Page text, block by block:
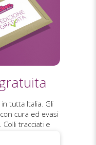
tutta Italia. Gli
cura ed evasi
tracciati e